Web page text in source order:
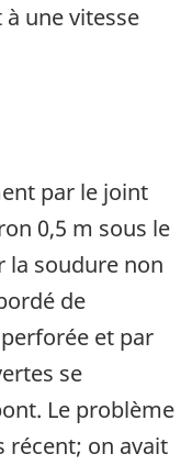
une vitesse
par le joint
0,5 m sous le
la soudure non
de
et par
se
Le problème
récent; on avait